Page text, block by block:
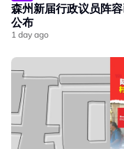
森州新届行政议员阵
公布
1 day ago